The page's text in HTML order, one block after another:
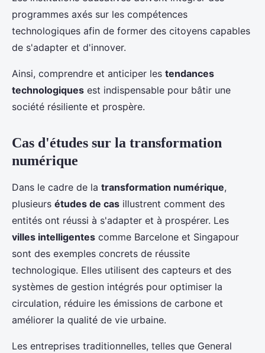
programmes axés sur les compétences
technologiques afin de former des citoyens capables
de s'adapter et d'innover.
Ainsi, comprendre et anticiper les tendances
technologiques est indispensable pour bâtir une
société résiliente et prospère.
Cas d'études sur la transformation
numérique
Dans le cadre de la transformation numérique,
plusieurs études de cas illustrent comment des
entités ont réussi à s'adapter et à prospérer. Les
villes intelligentes comme Barcelone et Singapour
sont des exemples concrets de réussite
technologique. Elles utilisent des capteurs et des
systèmes de gestion intégrés pour optimiser la
circulation, réduire les émissions de carbone et
améliorer la qualité de vie urbaine.
Les entreprises traditionnelles, telles que General